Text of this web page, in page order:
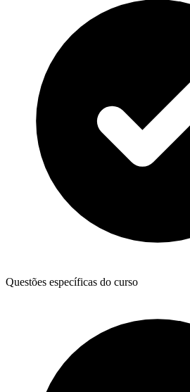
Questões específicas do curso